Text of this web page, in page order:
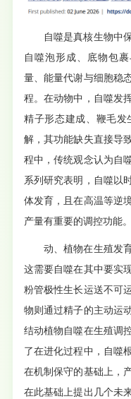
自噬是真核生物中
自噬泡形成、底物包
量、能量代谢与细胞稳
程。在动物中，自噬发
精子形态建成、鞭毛发
解，其功能缺失直接导
程中，传统观念认为自
系列研究表明，自噬以
体发育，且在高温等逆
产量有重要的调控功能。
动、植物在生殖发
这需要自噬在其中要实
粉管极性生长运送不可
物则通过精子的主动运
结动植物自噬在生殖调
了在进化过程中，自噬
在机制保守的基础上，
在此基础上提出几个未